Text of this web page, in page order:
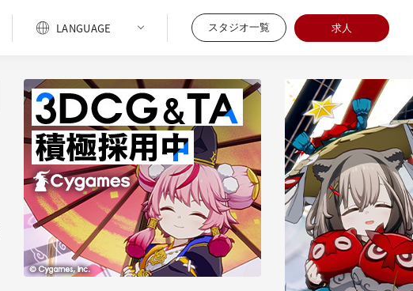
スタジオ一覧 求人